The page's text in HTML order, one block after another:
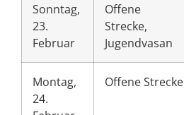
Sonntag,
23.
Februar
Offene
Strecke,
Jugendvasan
Montag,
24.
Offene Strecke